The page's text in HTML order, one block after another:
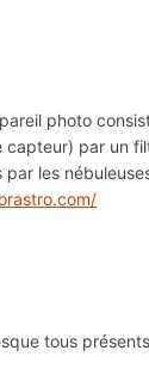
photo
capteur) par un
les
tous